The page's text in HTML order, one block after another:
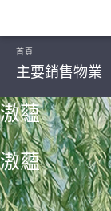
首頁
主要銷售物業
滶蘊
滶蘊